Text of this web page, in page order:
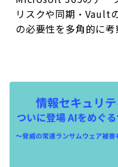
リスクや同期・Vault
の必要性を多角的に考